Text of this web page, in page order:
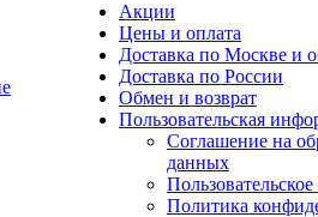
Акции
Цены и оплата
Доставка по Москве и
Доставка по России
Обмен и возврат
Пользовательская
Соглашение на
данных
Политика